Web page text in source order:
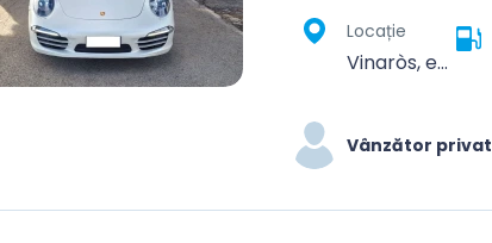
Locație
Vinaròs, el Baix Maestrat, Castelló / Castellón, Valencian Community, 12500, Spain
Vânzător privat